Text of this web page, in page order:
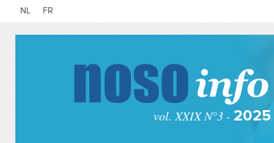
NL FR
vol. XXIX N°3 - 2025